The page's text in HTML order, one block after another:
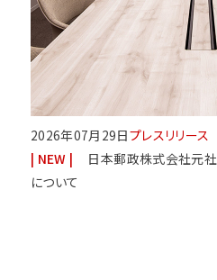
2026年07月29日プレスリリース
日本郵政株式会社元
について